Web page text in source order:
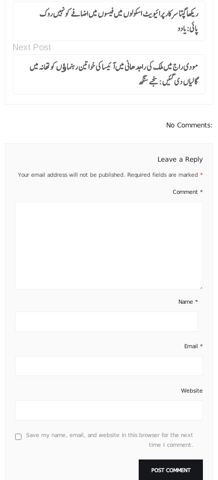
ریکھا گپتا سرکار پرائیویٹ اسکولوں میں فیسوں میں اضافے کو نہیں روک
پائی:یادو
Next Post
مودی راج میں ملک کی راجد ھانی میں آئیسا کی خواتین رہنماﺅں کو تھانہ میں
گالیاں دی گئیں :سنجے سنگھ
No Comments:
Leave a Reply
Your email address will not be published. Required fields are marked *
Comment *
Name *
Email *
Website
Save my name, email, and website in this browser for the next
time I comment.